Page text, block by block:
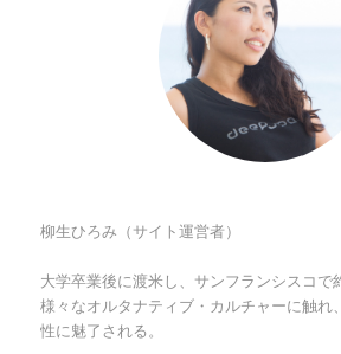
柳生ひろみ（サイト運営者）
大学卒業後に渡米し、サンフランシスコで
様々なオルタナティブ・カルチャーに触れ
性に魅了される。